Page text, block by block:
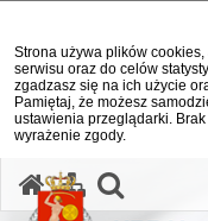
Strona używa plików
serwisu oraz do celów
zgadzasz się na ich użycie
Pamiętaj, że możesz
ustawienia przeglądarki.
wyrażenie zgody.